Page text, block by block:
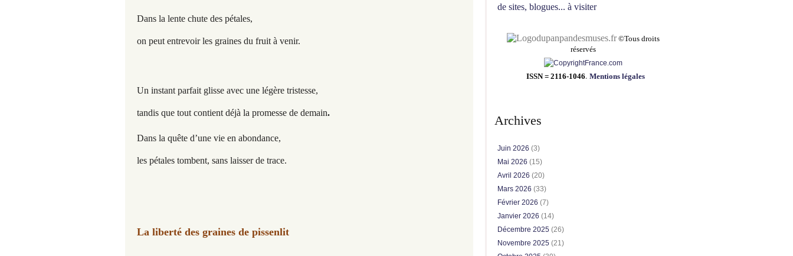
Dans la lente chute des pétales,
on peut entrevoir les graines du fruit à venir.
Un instant parfait glisse avec une légère tristesse,
tandis que tout contient déjà la promesse de demain.
Dans la quête d’une vie en abondance,
les pétales tombent, sans laisser de trace.
La liberté des graines de pissenlit
de sites, blogues... à visiter
pandesmuses.fr ©Tous droits
réservés
ISSN = 2116-1046. Mentions légales
Archives
Juin 2026 (3)
Mai 2026 (15)
Avril 2026 (20)
Mars 2026 (33)
Février 2026 (7)
Janvier 2026 (14)
Décembre 2025 (26)
Novembre 2025 (21)